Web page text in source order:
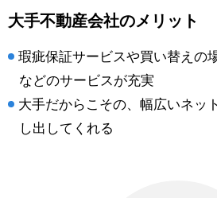
大手不動産会社のメリット
瑕疵保証サービスや買い替えの
などのサービスが充実
大手だからこその、幅広いネッ
し出してくれる